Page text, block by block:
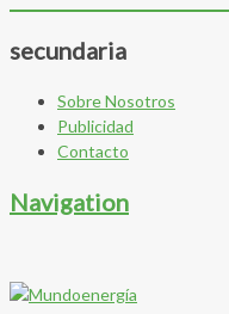
secundaria
Sobre Nosotros
Publicidad
Contacto
Navigation